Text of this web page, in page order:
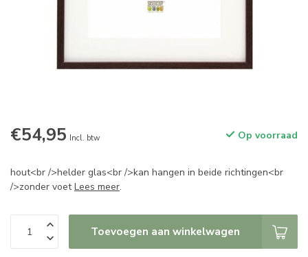
€54,95 Incl. btw Op voorraad
hout<br />helder glas<br />kan hangen in beide richtingen<br
/>zonder voetLees meer.
Toevoegen aan winkelwagen